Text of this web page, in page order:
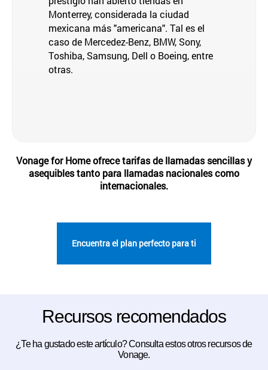
Monterrey, considerada la ciudad
mexicana más "americana". Tal es el
caso de Mercedez-Benz, BMW, Sony,
Toshiba, Samsung, Dell o Boeing, entre
otras.
Vonage for Home ofrece tarifas de llamadas sencillas y
asequibles tanto para llamadas nacionales como
internacionales.
Encuentra el plan perfecto para ti
Recursos recomendados
¿Te ha gustado este artículo? Consulta estos otros recursos de
Vonage.